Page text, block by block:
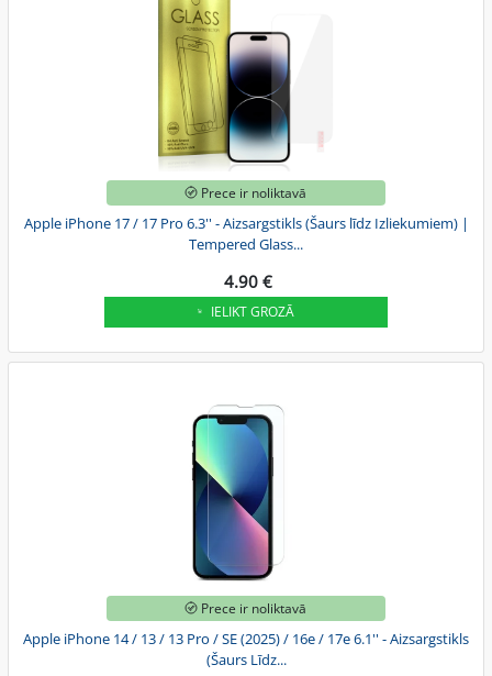
Prece ir noliktavā
Apple iPhone 17 / 17 Pro 6.3'' - Aizsargstikls (Šaurs līdz Izliekumiem) |
Tempered Glass...
4.90 €
IELIKT GROZĀ
Prece ir noliktavā
Apple iPhone 14 / 13 / 13 Pro / SE (2025) / 16e / 17e 6.1'' - Aizsargstikls
(Šaurs Līdz...